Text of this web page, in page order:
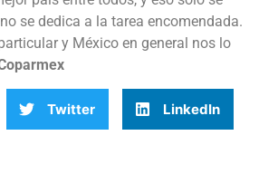
se dedica a la tarea encomendada.
y México en general nos lo
Twitter LinkedIn